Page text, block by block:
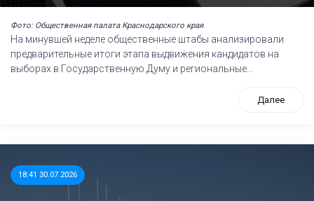
Фото: Общественная палата Краснодарского края
На минувшей неделе общественные штабы анализировали
предварительные итоги этапа выдвижения кандидатов на
выборах в Государственную Думу и региональные...
Далее
18:41 30.07.2026